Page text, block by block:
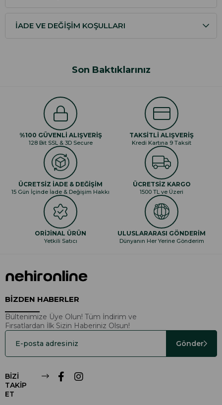
İADE VE DEĞIŞIM KOŞULLARI
Son Baktıklarınız
%100 GÜVENLİ ALIŞVERİŞ
128 Bit SSL & 3D Secure
TAKSİTLİ ALIŞVERİŞ
Kredi Kartına 9 Taksit
ÜCRETSİZ İADE & DEĞİŞİM
15 Gün İçinde İade & Değişim Hakkı
ÜCRETSİZ KARGO
1500 TL ve Üzeri
ORİJİNAL ÜRÜN
Yetkili Satıcı
ULUSLARARASI GÖNDERİM
Dünyanın Her Yerine Gönderim
BİZDEN HABERLER
Bültenimize Üye Olun! Tüm İndirim ve
Fırsatlardan İlk Sizin Haberiniz Olsun!
Gönder
BİZİ
TAKİP
ET